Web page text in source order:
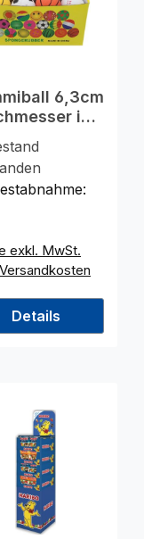
6,3cm
im
exkl. MwSt.
Details